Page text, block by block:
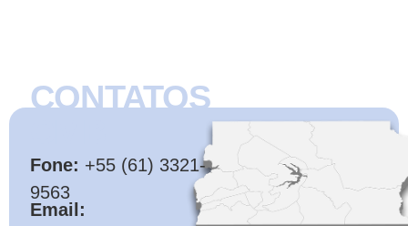
CONTATOS
Fone: +55 (61) 3321-
9563
Email: